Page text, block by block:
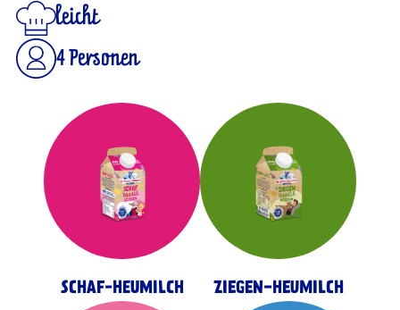
leicht
4 Personen
SCHAF-HEUMILCH ZIEGEN-HEUMILCH